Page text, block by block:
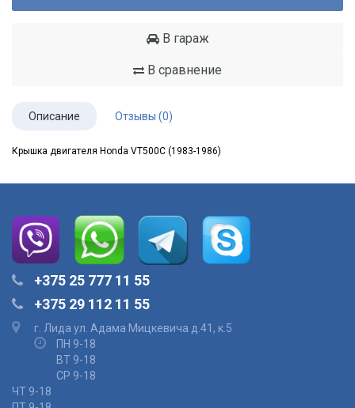
В гараж
В сравнение
Описание Отзывы (0)
Крышка двигателя Honda VT500C (1983-1986)
+375 25 777 11 55
+375 29 112 11 55
г. Лида ул. Адама Мицкевича д.41, к.5
ПН 9-18
ВТ 9-18
СР 9-18
ЧТ 9-18